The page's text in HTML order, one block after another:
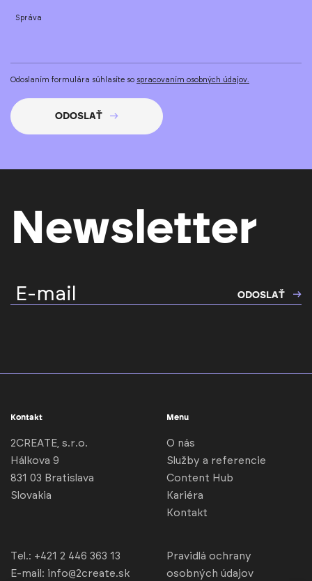
Správa
Odoslaním formulára súhlasíte so spracovaním osobných údajov.
ODOSLAŤ
Newsletter
E-mail ODOSLAŤ
Kontakt
2CREATE, s.r.o.
Hálkova 9
831 03 Bratislava
Slovakia
Tel.: +421 2 446 363 13
E-mail: info@2create.sk
Menu
O nás
Služby a referencie
Content Hub
Kariéra
Kontakt
Pravidlá ochrany
osobných údajov